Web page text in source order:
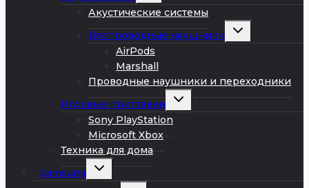
меню
Акустические системы
Беспроводные наушники
Развернуть
AirPods
Marshall
Проводные наушники и переходники
Игровые приставки
Развернуть
меню
Sony PlayStation
Microsoft Xbox
Техника для дома
Samsung
Развернуть